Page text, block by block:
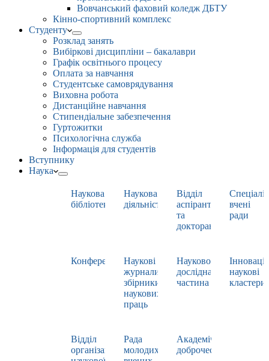
Вовчанський фаховий коледж ДБТУ
Кінно-спортивний комплекс
Студенту
Розклад занять
Вибіркові дисципліни – бакалаври
Графік освітнього процесу
Оплата за навчання
Студентське самоврядування
Виховна робота
Дистанційне навчання
Стипендіальне забезпечення
Гуртожитки
Психологічна служба
Інформація для студентів
Вступнику
Наука
Наукова
бібліотека
Наукова
діяльність
Відділ
аспірантури
та
докторантури
вчені
ради
Конференції
Наукові
журнали,
збірники
наукових
праць
Науково-
дослідна
частина
наукові
кластери
Відділ
організації
Рада
молодих
Академічна
доброчесність